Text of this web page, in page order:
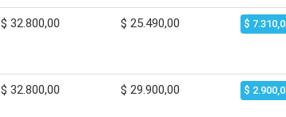
$ 32.800,00 $ 25.490,00 $
$ 32.800,00 $ 29.900,00 $